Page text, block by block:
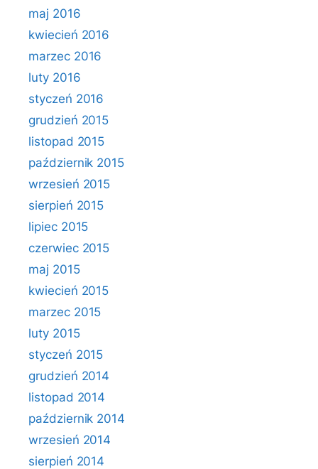
maj 2016
kwiecień 2016
marzec 2016
luty 2016
styczeń 2016
grudzień 2015
listopad 2015
październik 2015
wrzesień 2015
sierpień 2015
lipiec 2015
czerwiec 2015
maj 2015
kwiecień 2015
marzec 2015
luty 2015
styczeń 2015
grudzień 2014
listopad 2014
październik 2014
wrzesień 2014
sierpień 2014